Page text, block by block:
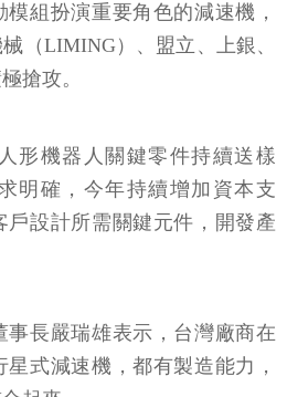
組扮演重要角色的減速機，
（LIMING）、盟立、上銀、
搶攻。
形機器人關鍵零件持續送樣
明確，今年持續增加資本支
戶設計所需關鍵元件，開發產
事長嚴瑞雄表示，台灣廠商在
式減速機，都有製造能力，